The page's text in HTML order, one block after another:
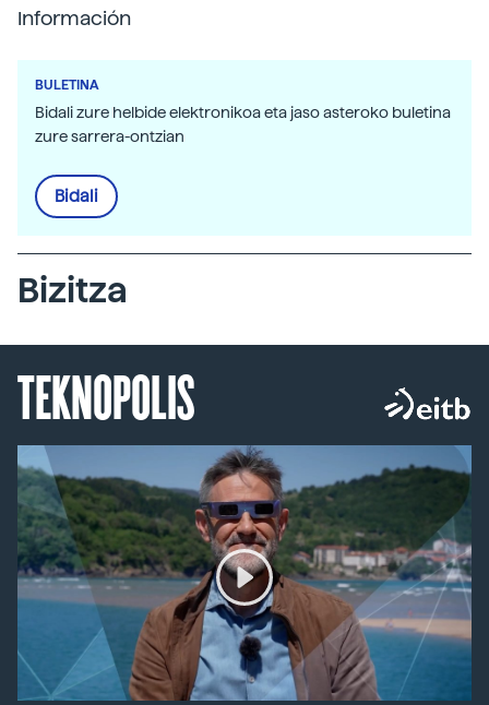
Información
BULETINA
Bidali zure helbide elektronikoa eta jaso asteroko buletina
zure sarrera-ontzian
Bidali
Bizitza
TEKNOPOLIS